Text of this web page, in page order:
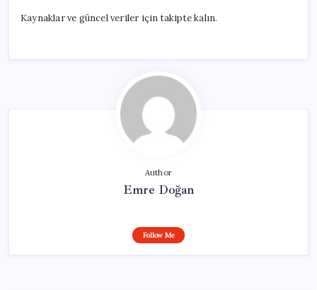
Kaynaklar ve güncel veriler için takipte kalın.
Author
Emre Doğan
Follow Me